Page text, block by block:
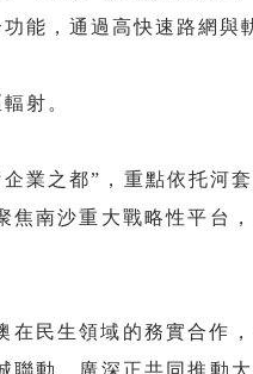
能，通過高快速路網與
射。
業之都”，重點依托河
南沙重大戰略性平台
民生領域的務實合作
動，廣深正共同推動